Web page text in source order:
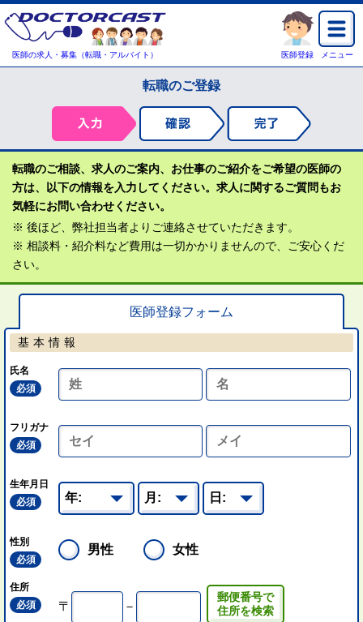
医師の求人・募集（転職・アルバイト） 医師登録 メニュー
転職のご登録
転職のご相談、求人のご案内、お仕事のご紹介をご希望の医師の
方は、以下の情報を入力してください。求人に関するご質問もお
気軽にお問い合わせください。
※ 後ほど、弊社担当者よりご連絡させていただきます。
※ 相談料・紹介料など費用は一切かかりませんので、ご安心くだ
さい。
医師登録フォーム
基本情報
氏名
必須
フリガナ
必須
生年月日
必須
性別
必須
男性 女性
住所
必須
〒 －
郵便番号で
住所を検索